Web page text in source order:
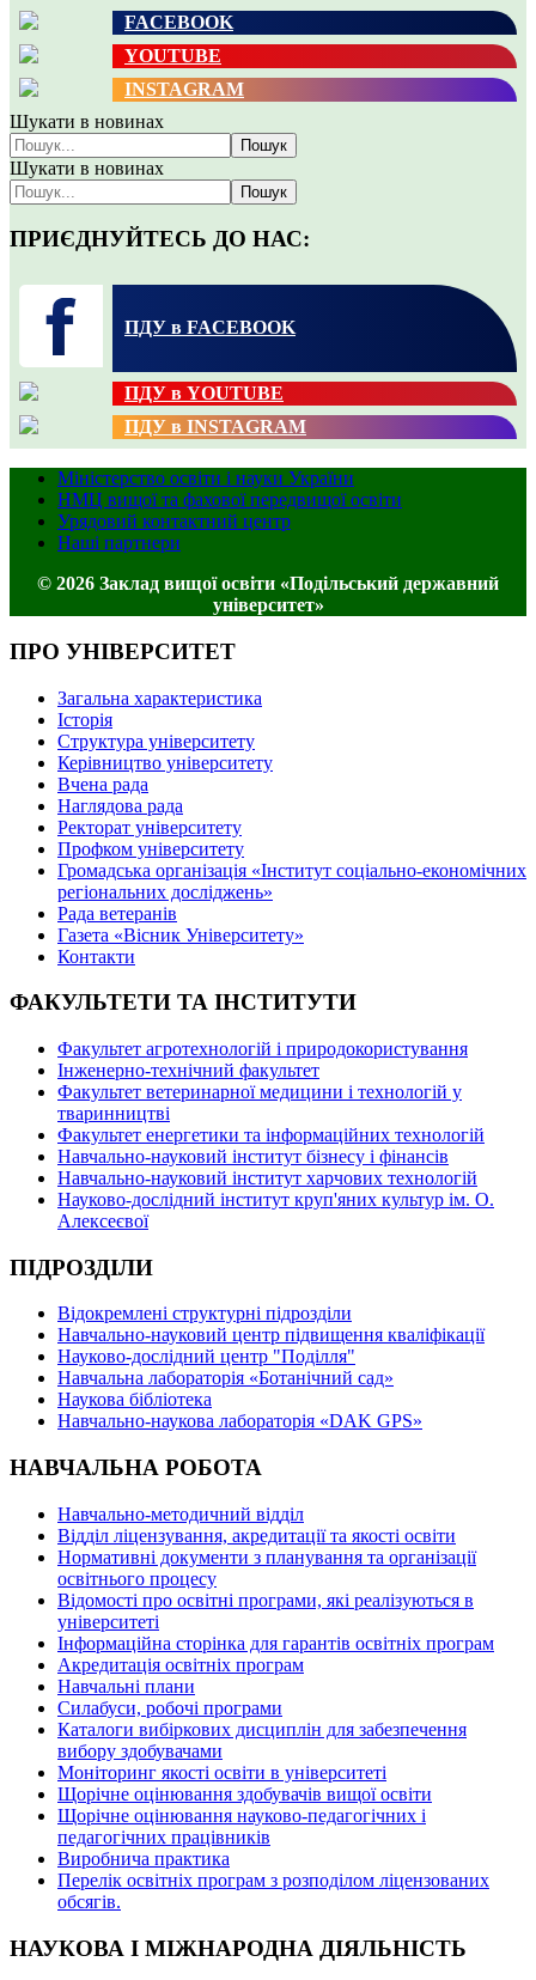
FACEBOOK
YOUTUBE
INSTAGRAM
Шукати в новинах
Пошук
Шукати в новинах
Пошук
ПРИЄДНУЙТЕСЬ ДО НАС:
ПДУ в FACEBOOK
ПДУ в YOUTUBE
ПДУ в INSTAGRAM
Міністерство освіти і науки України
НМЦ вищої та фахової передвищої освіти
Урядовий контактний центр
Наші партнери
© 2026 Заклад вищої освіти «Подільський державний
університет»
ПРО УНІВЕРСИТЕТ
Загальна характеристика
Історія
Структура університету
Керівництво університету
Вчена рада
Наглядова рада
Ректорат університету
Профком університету
Громадська організація «Інститут соціально-економічних
регіональних досліджень»
Рада ветеранів
Газета «Вісник Університету»
Контакти
ФАКУЛЬТЕТИ ТА ІНСТИТУТИ
Факультет агротехнологій і природокористування
Інженерно-технічний факультет
Факультет ветеринарної медицини і технологій у
тваринництві
Факультет енергетики та інформаційних технологій
Навчально-науковий інститут бізнесу і фінансів
Навчально-науковий інститут харчових технологій
Науково-дослідний інститут круп'яних культур ім. О.
Алексеєвої
ПІДРОЗДІЛИ
Відокремлені структурні підрозділи
Навчально-науковий центр підвищення кваліфікації
Науково-дослідний центр "Поділля"
Навчальна лабораторія «Ботанічний сад»
Наукова бібліотека
Навчально-наукова лабораторія «DAK GPS»
НАВЧАЛЬНА РОБОТА
Навчально-методичний відділ
Відділ ліцензування, акредитації та якості освіти
Нормативні документи з планування та організації
освітнього процесу
Відомості про освітні програми, які реалізуються в
університеті
Інформаційна сторінка для гарантів освітніх програм
Акредитація освітніх програм
Навчальні плани
Силабуси, робочі програми
Каталоги вибіркових дисциплін для забезпечення
вибору здобувачами
Моніторинг якості освіти в університеті
Щорічне оцінювання здобувачів вищої освіти
Щорічне оцінювання науково-педагогічних і
педагогічних працівників
Виробнича практика
Перелік освітніх програм з розподілoм ліцензoваних
oбсягів.
НАУКОВА І МІЖНАРОДНА ДІЯЛЬНІСТЬ